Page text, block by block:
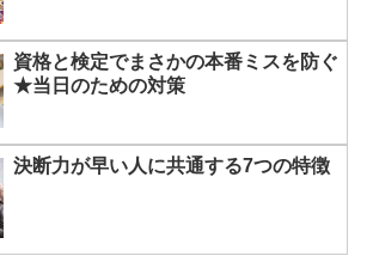
資格と検定でまさかの本番ミスを防ぐ
★当日のための対策
決断力が早い人に共通する7つの特徴